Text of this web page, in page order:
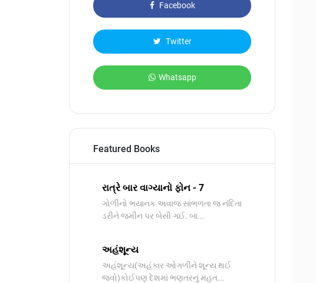
Facebook
Twitter
Whatsapp
Featured Books
રાત્રે બાર વાગ્યાનો ફોન - 7
ગોળીનો ભયાનક અવાજ સાંભળતા જ નંદિતા
ડરીને જમીન પર બેસી ગઈ. બા...
અહંશૂન્ય
અહંશૂન્ય(અહંકાર ઓગળીને શૂન્ય થઈ
જવો)કોઈપણ દેશમાં ભણતરનું મહત...